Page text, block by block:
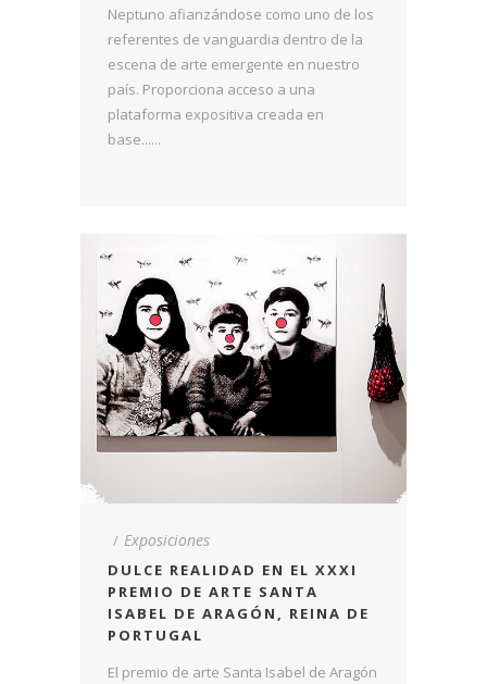
Neptuno afianzándose como uno de los
referentes de vanguardia dentro de la
escena de arte emergente en nuestro
país. Proporciona acceso a una
plataforma expositiva creada en
base......
Exposiciones
DULCE REALIDAD EN EL XXXI
PREMIO DE ARTE SANTA
ISABEL DE ARAGÓN, REINA DE
PORTUGAL
El premio de arte Santa Isabel de Aragón